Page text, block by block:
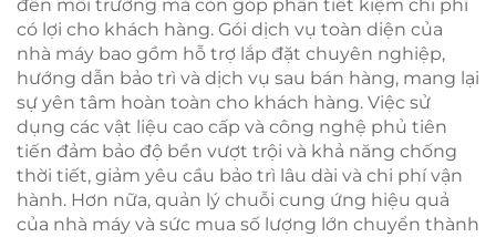
đến môi trường mà còn góp phần tiết kiệm chi phí
có lợi cho khách hàng. Gói dịch vụ toàn diện của
nhà máy bao gồm hỗ trợ lắp đặt chuyên nghiệp,
hướng dẫn bảo trì và dịch vụ sau bán hàng, mang lại
sự yên tâm hoàn toàn cho khách hàng. Việc sử
dụng các vật liệu cao cấp và công nghệ phủ tiên
tiến đảm bảo độ bền vượt trội và khả năng chống
thời tiết, giảm yêu cầu bảo trì lâu dài và chi phí vận
hành. Hơn nữa, quản lý chuỗi cung ứng hiệu quả
của nhà máy và sức mua số lượng lớn chuyển thành